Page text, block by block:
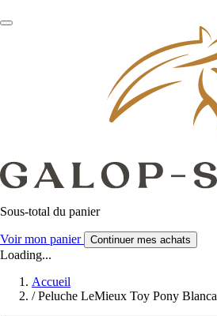
Sous-total du panier
Voir mon panier Continuer mes achats
Loading...
Accueil
/ Peluche LeMieux Toy Pony Blanca